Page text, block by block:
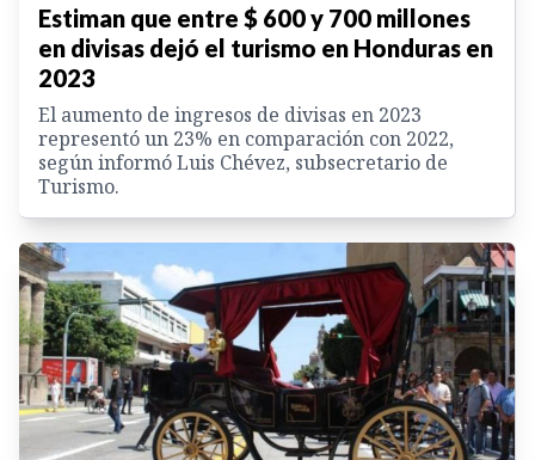
Estiman que entre $ 600 y 700 millones
en divisas dejó el turismo en Honduras en
2023
El aumento de ingresos de divisas en 2023
representó un 23% en comparación con 2022,
según informó Luis Chévez, subsecretario de
Turismo.